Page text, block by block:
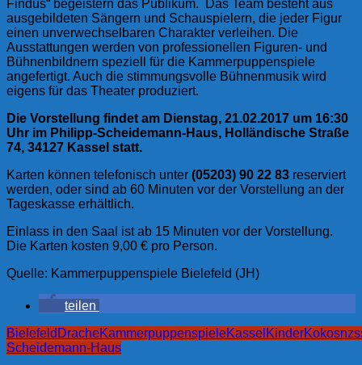
Findus“ begeistern das Publikum. Das Team besteht aus
ausgebildeten Sängern und Schauspielern, die jeder Figur
einen unverwechselbaren Charakter verleihen. Die
Ausstattungen werden von professionellen Figuren- und
Bühnenbildnern speziell für die Kammerpuppenspiele
angefertigt. Auch die stimmungsvolle Bühnenmusik wird
eigens für das Theater produziert.
Die Vorstellung findet am Dienstag, 21.02.2017 um 16:30
Uhr im Philipp-Scheidemann-Haus, Holländische Straße
74, 34127 Kassel statt.
Karten können telefonisch unter (05203) 90 22 83 reserviert
werden, oder sind ab 60 Minuten vor der Vorstellung an der
Tageskasse erhältlich.
Einlass in den Saal ist ab 15 Minuten vor der Vorstellung.
Die Karten kosten 9,00 € pro Person.
Quelle: Kammerpuppenspiele Bielefeld (JH)
teilen
Bielefeld DracheKammerpuppenspieleKassel Kinder
Scheidemann-Haus